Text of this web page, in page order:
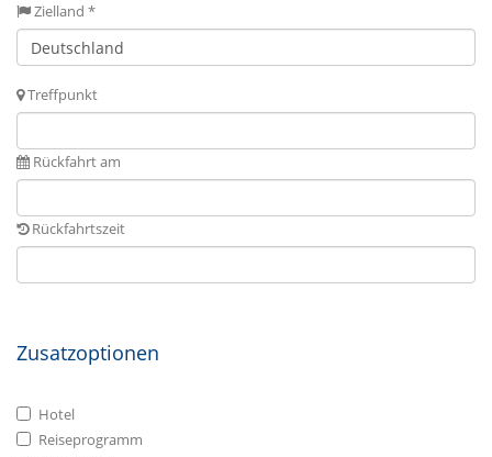
Zielland *
Treffpunkt
Rückfahrt am
Rückfahrtszeit
Zusatzoptionen
Hotel
Reiseprogramm